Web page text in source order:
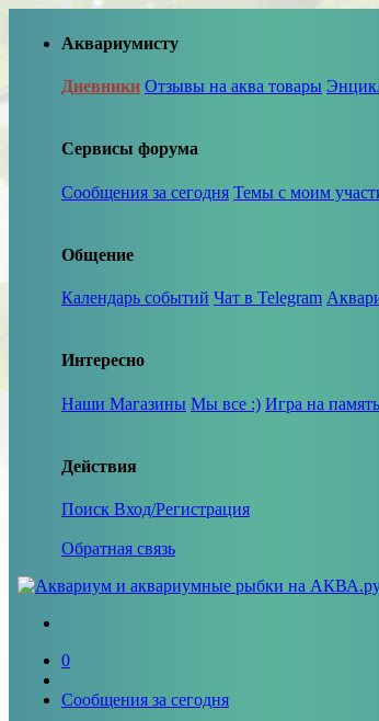
Аквариумисту
Дневники Отзывы на аква товары
Сервисы форума
Сообщения за сегодня Темы с моим
Общение
Календарь событий Чат в Telegram
Интересно
Наши Магазины Мы все :) Игра на память
Действия
Поиск Вход/Регистрация
Обратная связь
0
Сообщения за сегодня